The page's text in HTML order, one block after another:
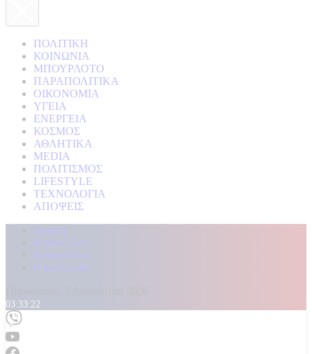
ΠΟΛΙΤΙΚΗ
ΚΟΙΝΩΝΙΑ
ΜΠΟΥΡΛΟΤΟ
ΠΑΡΑΠΟΛΙΤΙΚΑ
ΟΙΚΟΝΟΜΙΑ
ΥΓΕΙΑ
ΕΝΕΡΓΕΙΑ
ΚΟΣΜΟΣ
ΑΘΛΗΤΙΚΑ
MEDIA
ΠΟΛΙΤΙΣΜΟΣ
LIFESTYLE
ΤΕΧΝΟΛΟΓΙΑ
ΑΠΟΨΕΙΣ
Αρχική
Kontra Live
Καταγγελίες
Επικοινωνία
03:33:24